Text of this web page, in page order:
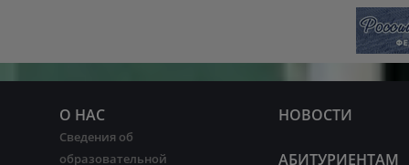
О НАС
Сведения об
образовательной
НОВОСТИ
АБИТУРИЕНТАМ